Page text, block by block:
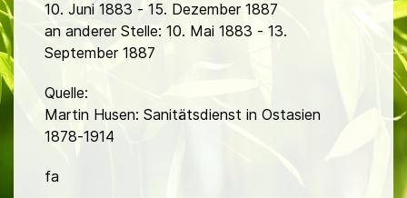
10. Juni 1883 - 15. Dezember 1887
an anderer Stelle: 10. Mai 1883 - 13.
September 1887
Quelle:
Martin Husen: Sanitätsdienst in Ostasien
1878-1914
fa